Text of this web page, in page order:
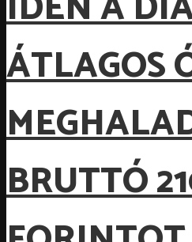
ÁTLAGOS
BRUTTÓ